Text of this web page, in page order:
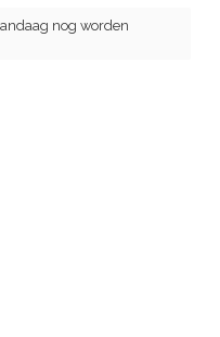
nog worden